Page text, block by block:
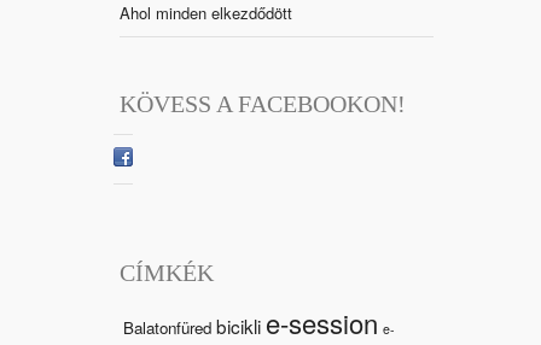
Ahol minden elkezdődött
KÖVESS A FACEBOOKON!
CÍMKÉK
Balatonfüred bicikli e-session e-